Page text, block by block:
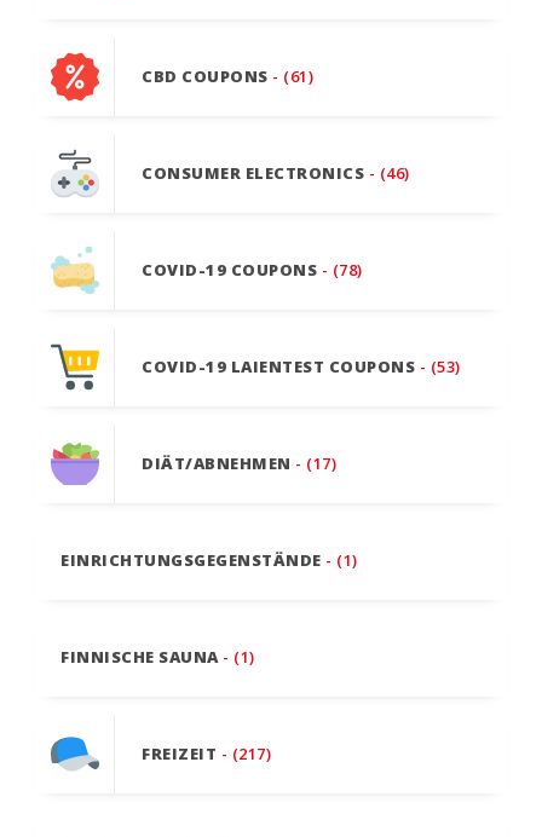
CBD COUPONS - (61)
CONSUMER ELECTRONICS - (46)
COVID-19 COUPONS - (78)
COVID-19 LAIENTEST COUPONS - (53)
DIÄT/ABNEHMEN - (17)
EINRICHTUNGSGEGENSTÄNDE - (1)
FINNISCHE SAUNA - (1)
FREIZEIT - (217)